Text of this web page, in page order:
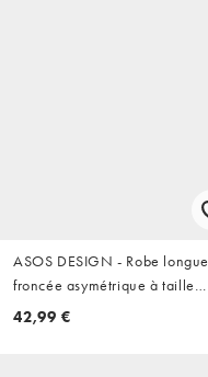
ASOS DESIGN - Robe longue
froncée asymétrique à taille
basse - Rouge foncé
42,99 €